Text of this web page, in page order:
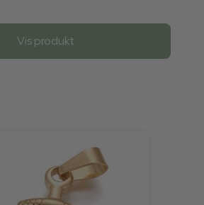
Vis produkt